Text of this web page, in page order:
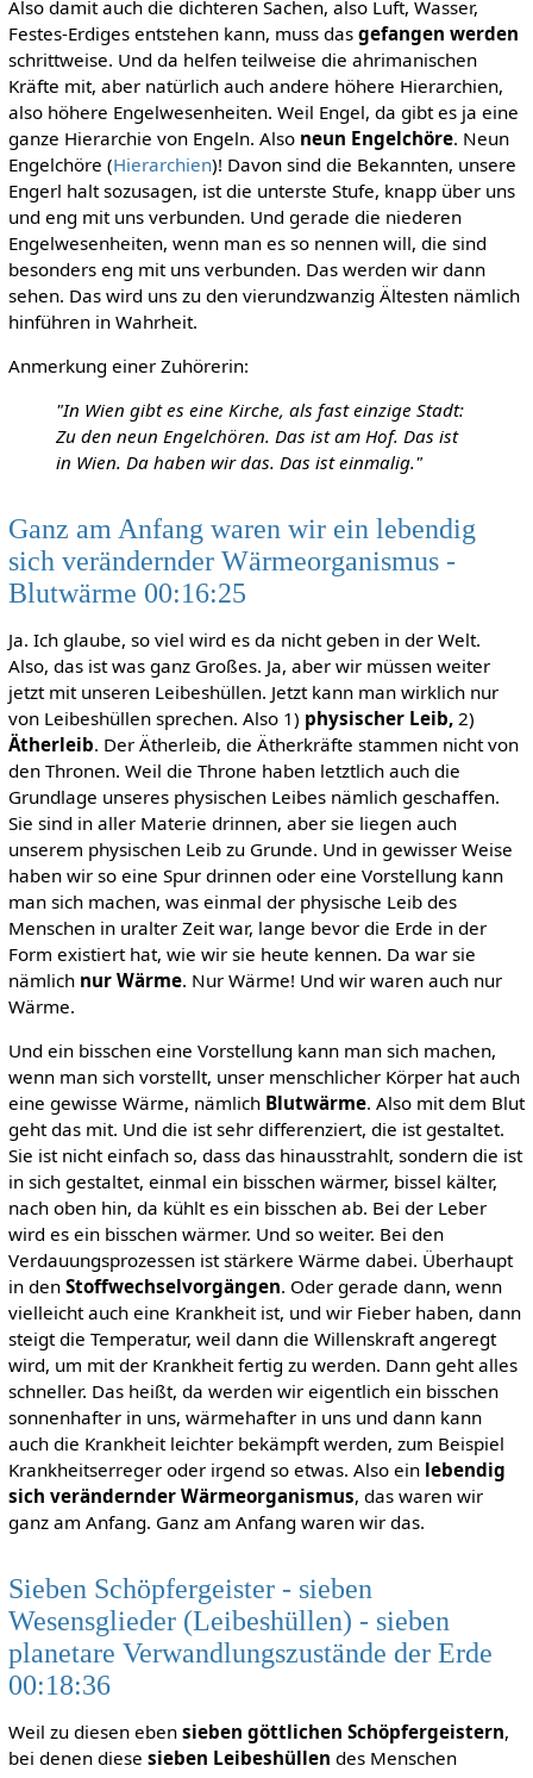
Also damit auch die dichteren Sachen, also Luft, Wasser,
Festes-Erdiges entstehen kann, muss das gefangen werden
schrittweise. Und da helfen teilweise die ahrimanischen
Kräfte mit, aber natürlich auch andere höhere Hierarchien,
also höhere Engelwesenheiten. Weil Engel, da gibt es ja eine
ganze Hierarchie von Engeln. Also neun Engelchöre. Neun
Engelchöre (Hierarchien)! Davon sind die Bekannten, unsere
Engerl halt sozusagen, ist die unterste Stufe, knapp über uns
und eng mit uns verbunden. Und gerade die niederen
Engelwesenheiten, wenn man es so nennen will, die sind
besonders eng mit uns verbunden. Das werden wir dann
sehen. Das wird uns zu den vierundzwanzig Ältesten nämlich
hinführen in Wahrheit.
Anmerkung einer Zuhörerin:
"In Wien gibt es eine Kirche, als fast einzige Stadt:
Zu den neun Engelchören. Das ist am Hof. Das ist
in Wien. Da haben wir das. Das ist einmalig."
Ganz am Anfang waren wir ein lebendig
sich verändernder Wärmeorganismus -
Blutwärme 00:16:25
Ja. Ich glaube, so viel wird es da nicht geben in der Welt.
Also, das ist was ganz Großes. Ja, aber wir müssen weiter
jetzt mit unseren Leibeshüllen. Jetzt kann man wirklich nur
von Leibeshüllen sprechen. Also 1) physischer Leib,2)
Ätherleib. Der Ätherleib, die Ätherkräfte stammen nicht von
den Thronen. Weil die Throne haben letztlich auch die
Grundlage unseres physischen Leibes nämlich geschaffen.
Sie sind in aller Materie drinnen, aber sie liegen auch
unserem physischen Leib zu Grunde. Und in gewisser Weise
haben wir so eine Spur drinnen oder eine Vorstellung kann
man sich machen, was einmal der physische Leib des
Menschen in uralter Zeit war, lange bevor die Erde in der
Form existiert hat, wie wir sie heute kennen. Da war sie
nämlich nur Wärme. Nur Wärme! Und wir waren auch nur
Wärme.
Und ein bisschen eine Vorstellung kann man sich machen,
wenn man sich vorstellt, unser menschlicher Körper hat auch
eine gewisse Wärme, nämlich Blutwärme. Also mit dem Blut
geht das mit. Und die ist sehr differenziert, die ist gestaltet.
Sie ist nicht einfach so, dass das hinausstrahlt, sondern die ist
in sich gestaltet, einmal ein bisschen wärmer, bissel kälter,
nach oben hin, da kühlt es ein bisschen ab. Bei der Leber
wird es ein bisschen wärmer. Und so weiter. Bei den
Verdauungsprozessen ist stärkere Wärme dabei. Überhaupt
in den Stoffwechselvorgängen. Oder gerade dann, wenn
vielleicht auch eine Krankheit ist, und wir Fieber haben, dann
steigt die Temperatur, weil dann die Willenskraft angeregt
wird, um mit der Krankheit fertig zu werden. Dann geht alles
schneller. Das heißt, da werden wir eigentlich ein bisschen
sonnenhafter in uns, wärmehafter in uns und dann kann
auch die Krankheit leichter bekämpft werden, zum Beispiel
Krankheitserreger oder irgend so etwas. Also ein lebendig
sich verändernder Wärmeorganismus, das waren wir
ganz am Anfang. Ganz am Anfang waren wir das.
Sieben Schöpfergeister - sieben
Wesensglieder (Leibeshüllen) - sieben
planetare Verwandlungszustände der Erde
00:18:36
Weil zu diesen eben sieben göttlichen Schöpfergeistern,
bei denen diese sieben Leibeshüllen des Menschen